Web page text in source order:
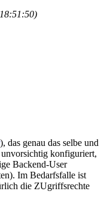
), das genau das selbe und
konfiguriert,
Backend-User
Im Bedarfsfalle ist
die ZUgriffsrechte